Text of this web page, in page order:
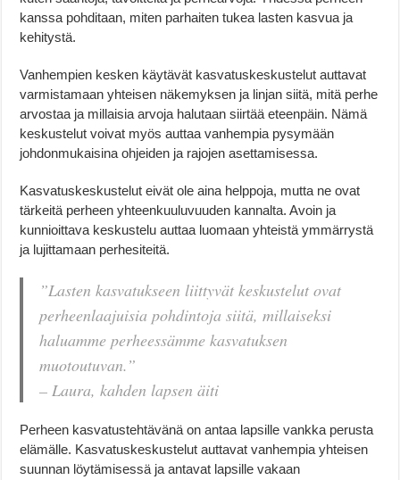
kanssa pohditaan, miten parhaiten tukea lasten kasvua ja
kehitystä.
Vanhempien kesken käytävät kasvatuskeskustelut auttavat
varmistamaan yhteisen näkemyksen ja linjan siitä, mitä perhe
arvostaa ja millaisia arvoja halutaan siirtää eteenpäin. Nämä
keskustelut voivat myös auttaa vanhempia pysymään
johdonmukaisina ohjeiden ja rajojen asettamisessa.
Kasvatuskeskustelut eivät ole aina helppoja, mutta ne ovat
tärkeitä perheen yhteenkuuluvuuden kannalta. Avoin ja
kunnioittava keskustelu auttaa luomaan yhteistä ymmärrystä
ja lujittamaan perhesiteitä.
”Lasten kasvatukseen liittyvät keskustelut ovat
perheenlaajuisia pohdintoja siitä, millaiseksi
haluamme perheessämme kasvatuksen
muotoutuvan.”
– Laura, kahden lapsen äiti
Perheen kasvatustehtävänä on antaa lapsille vankka perusta
elämälle. Kasvatuskeskustelut auttavat vanhempia yhteisen
suunnan löytämisessä ja antavat lapsille vakaan